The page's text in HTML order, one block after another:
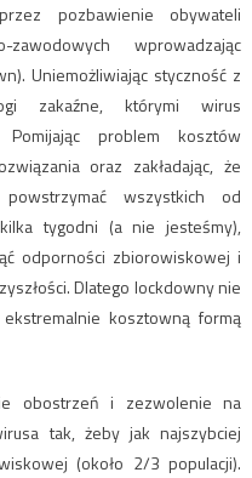
pozbawienie obywateli
wprowadzając
Uniemożliwiając styczność z
zakaźne, którymi wirus
problem kosztów
oraz zakładając, że
wszystkich od
tygodni (a nie jesteśmy),
odporności zbiorowiskowej i
Dlatego lockdowny nie
kosztowną formą
obostrzeń i zezwolenie na
tak, żeby jak najszybciej
(około 2/3 populacji).